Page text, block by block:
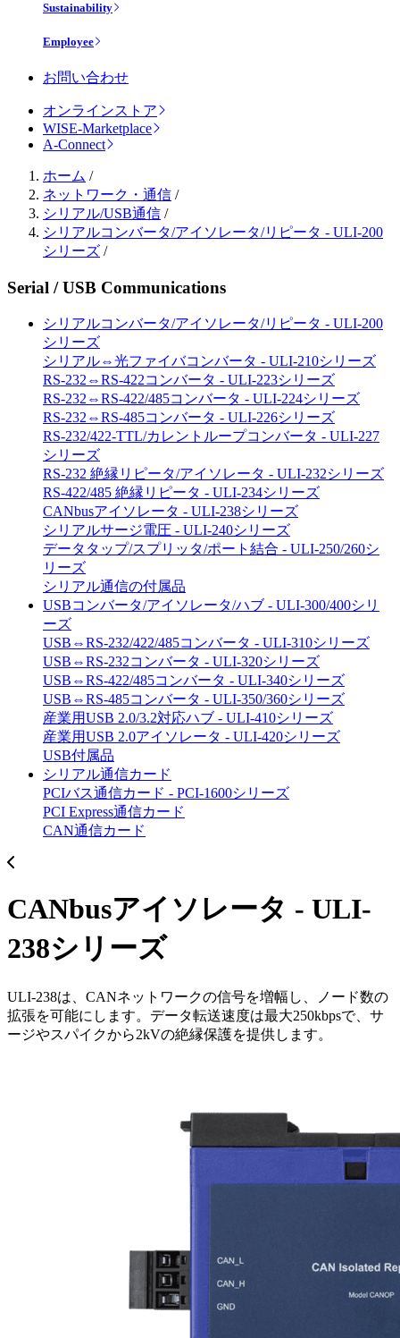
Sustainability
Employee
お問い合わせ
オンラインストア
WISE-Marketplace
A-Connect
ホーム /
ネットワーク・通信 /
シリアル/USB通信 /
シリアルコンバータ/アイソレータ/リピータ - ULI-200
シリーズ /
Serial / USB Communications
シリアルコンバータ/アイソレータ/リピータ - ULI-200
シリーズ
シリアル⇔光ファイバコンバータ - ULI-210シリーズ
RS-232⇔RS-422コンバータ - ULI-223シリーズ
RS-232⇔RS-422/485コンバータ - ULI-224シリーズ
RS-232⇔RS-485コンバータ - ULI-226シリーズ
RS-232/422-TTL/カレントループコンバータ - ULI-227
シリーズ
RS-232 絶縁リピータ/アイソレータ - ULI-232シリーズ
RS-422/485 絶縁リピータ - ULI-234シリーズ
CANbusアイソレータ - ULI-238シリーズ
シリアルサージ電圧 - ULI-240シリーズ
データタップ/スプリッタ/ポート結合 - ULI-250/260シ
リーズ
シリアル通信の付属品
USBコンバータ/アイソレータ/ハブ - ULI-300/400シリ
ーズ
USB⇔RS-232/422/485コンバータ - ULI-310シリーズ
USB⇔RS-232コンバータ - ULI-320シリーズ
USB⇔RS-422/485コンバータ - ULI-340シリーズ
USB⇔RS-485コンバータ - ULI-350/360シリーズ
産業用USB 2.0/3.2対応ハブ - ULI-410シリーズ
産業用USB 2.0アイソレータ - ULI-420シリーズ
USB付属品
シリアル通信カード
PCIバス通信カード - PCI-1600シリーズ
PCI Express通信カード
CAN通信カード
CANbusアイソレータ - ULI-
238シリーズ
ULI-238は、CANネットワークの信号を増幅し、ノード数の
拡張を可能にします。データ転送速度は最大250kbpsで、サ
ージやスパイクから2kVの絶縁保護を提供します。